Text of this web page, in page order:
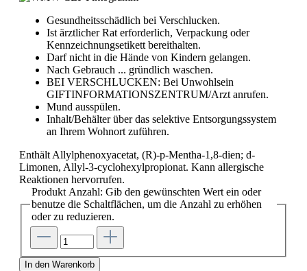
Gesundheitsschädlich bei Verschlucken.
Ist ärztlicher Rat erforderlich, Verpackung oder
Kennzeichnungsetikett bereithalten.
Darf nicht in die Hände von Kindern gelangen.
Nach Gebrauch ... gründlich waschen.
BEI VERSCHLUCKEN: Bei Unwohlsein
GIFTINFORMATIONSZENTRUM/Arzt anrufen.
Mund ausspülen.
Inhalt/Behälter über das selektive Entsorgungssystem
an Ihrem Wohnort zuführen.
Enthält Allylphenoxyacetat, (R)-p-Mentha-1,8-dien; d-
Limonen, Allyl-3-cyclohexylpropionat. Kann allergische
Reaktionen hervorrufen.
Produkt Anzahl: Gib den gewünschten Wert ein oder
benutze die Schaltflächen, um die Anzahl zu erhöhen
oder zu reduzieren.
In den Warenkorb